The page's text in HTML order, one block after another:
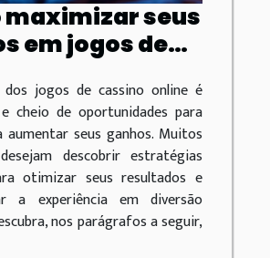
maximizar seus
em jogos de
jogos de cassino online é
cheio de oportunidades para
aumentar seus ganhos. Muitos
descobrir estratégias
otimizar seus resultados e
a experiência em diversão
nos parágrafos a seguir,